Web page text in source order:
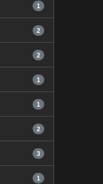
1
2
2
1
1
2
3
1